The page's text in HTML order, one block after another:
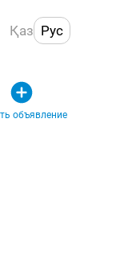
Қаз Рус
объявление